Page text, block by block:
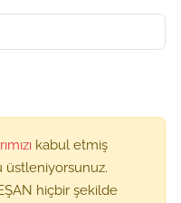
kabul etmiş
hiçbir şekilde